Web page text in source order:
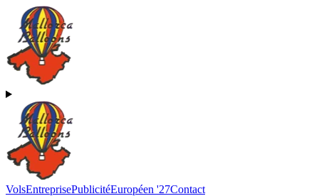
VolsEntreprisePublicitéEuropéen '27Contact